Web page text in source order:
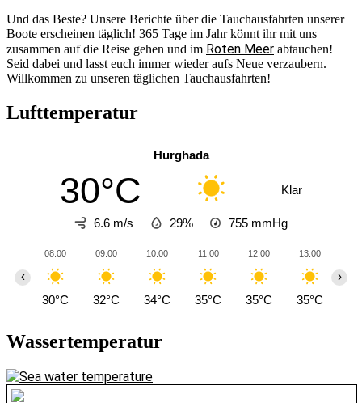
Und das Beste? Unsere Berichte über die Tauchausfahrten unserer
Boote erscheinen täglich! 365 Tage im Jahr könnt ihr mit uns
zusammen auf die Reise gehen und im Roten Meer abtauchen!
Seid dabei und lasst euch immer wieder aufs Neue verzaubern.
Willkommen zu unseren täglichen Tauchausfahrten!
Lufttemperatur
Hurghada
30°C Klar
6.6 m/s 29% 755 mmHg
08:00
30°C
09:00
32°C
10:00
34°C
11:00
35°C
12:00
35°C
13:00
35°C
‹ ›
Wassertemperatur